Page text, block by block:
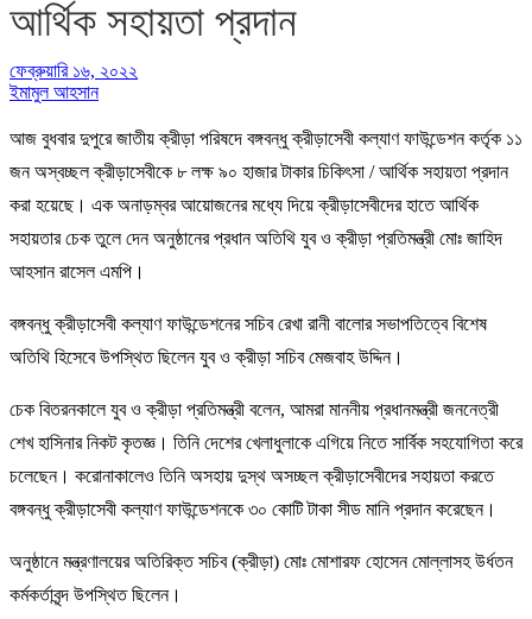
আর্থিক সহায়তা প্রদান
ফেব্রুয়ারি ১৬, ২০২২
ইমামুল আহসান
আজ বুধবার দুপুরে জাতীয় ক্রীড়া পরিষদে বঙ্গবন্ধু ক্রীড়াসেবী কল্যাণ ফাউন্ডেশন কর্তৃক ১১
জন অস্বচ্ছল ক্রীড়াসেবীকে ৮ লক্ষ ৯০ হাজার টাকার চিকিৎসা / আর্থিক সহায়তা প্রদান
করা হয়েছে। এক অনাড়ম্বর আয়োজনের মধ্যে দিয়ে ক্রীড়াসেবীদের হাতে আর্থিক
সহায়তার চেক তুলে দেন অনুষ্ঠানের প্রধান অতিথি যুব ও ক্রীড়া প্রতিমন্ত্রী মোঃ জাহিদ
আহসান রাসেল এমপি।
বঙ্গবন্ধু ক্রীড়াসেবী কল্যাণ ফাউন্ডেশনের সচিব রেখা রানী বালোর সভাপতিত্বে বিশেষ
অতিথি হিসেবে উপস্থিত ছিলেন যুব ও ক্রীড়া সচিব মেজবাহ উদ্দিন।
চেক বিতরনকালে যুব ও ক্রীড়া প্রতিমন্ত্রী বলেন, আমরা মাননীয় প্রধানমন্ত্রী জননেত্রী
শেখ হাসিনার নিকট কৃতজ্ঞ। তিনি দেশের খেলাধুলাকে এগিয়ে নিতে সার্বিক সহযোগিতা করে
চলেছেন। করোনাকালেও তিনি অসহায় দুস্থ অসচ্ছল ক্রীড়াসেবীদের সহায়তা করতে
বঙ্গবন্ধু ক্রীড়াসেবী কল্যাণ ফাউন্ডেশনকে ৩০ কোটি টাকা সীড মানি প্রদান করেছেন।
অনুষ্ঠানে মন্ত্রণালয়ের অতিরিক্ত সচিব (ক্রীড়া) মোঃ মোশারফ হোসেন মোল্লাসহ উর্ধতন
কর্মকর্তাবৃন্দ উপস্থিত ছিলেন।